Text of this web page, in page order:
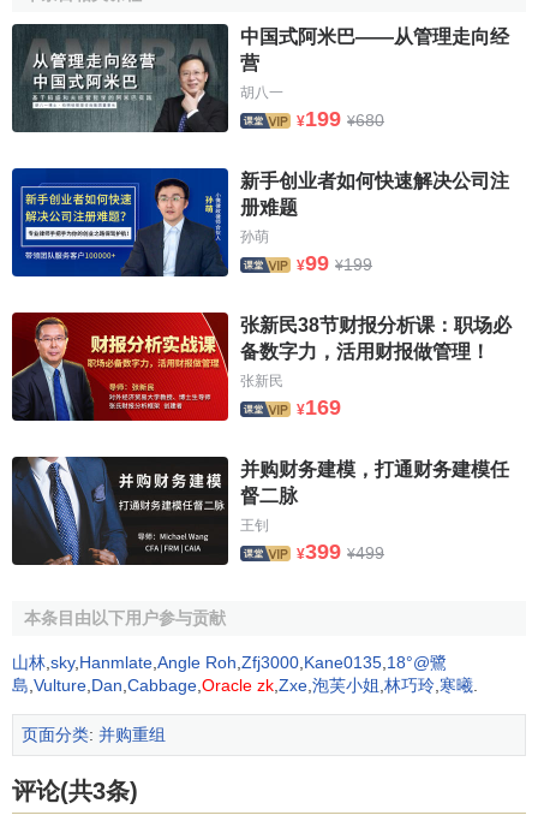
（2）垂直合并（也称
integration）。合并企业的双方或多方之间有原料生产、供应
和 加工及销售的关系，分处于生产和流通过程的不同阶段。
垂直合并是大企业全面控制原料、生产、销售的各个环节，
建立垂直结合控制体系的基本手段。
（3）混合合并（Conglomeration）。同时发生水平合并
和垂直合并，或者合并双方或多方是属于没有关联关系产业
的企业。后一种合并，常常发生在某个行业的企业试图进入
利润率较高的另一个行业时，常与企业的多角化战略
2、根据按照法律形式
（1） 吸收合并（也称兼并Merger）。
或两家以上的企业合并成一家企业，其中一家企业将另一家
企业或多家企业吸收进自己的企业，并以自己的名义
营，而被吸收的企业在合并后丧失法人地位，解散消失。
（2）创立合并（Consolidation
设合并。创立合并是指几家企业协议合并组成一家新的企
复存在，而由新企业经营
（3）控股合并（Acquisition of Majority Interest，简称
业有投票表决权的股份或
营和财务方针的持股比例的企业合并形式。
3、根据合并的动机
中国式阿米巴——从管理走向经
营
胡八一
¥199 ¥680
新手创业者如何快速解决公司注
册难题
孙萌
¥99 ¥199
张新民38节财报分析课：职场必
备数字力，活用财报做管理！
张新民
¥169
并购财务建模，打通财务建模任
督二脉
王钊
¥399 ¥499
本条目由以下用户参与贡献
山林 sky, Hanmlate Angle Roh Zfj3000 Kane0135 18°@鷺
島 Vulture Dan Cabbage Oracle zk Zxe 泡芙小姐 林巧玲 寒曦
页面分类: 并购重组
评论(共3条)